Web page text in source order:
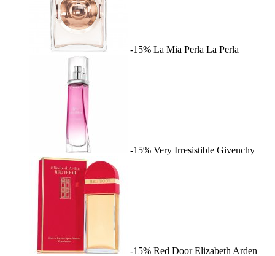
-15% La Mia Perla La Perla
-15% Very Irresistible Givenchy
-15% Red Door Elizabeth Arden